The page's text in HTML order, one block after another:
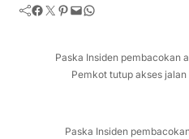
Facebook Twitter Pinterest Mail WhatsApp
Paska Insiden pembacokan
Pemkot tutup akses
Paska Insiden